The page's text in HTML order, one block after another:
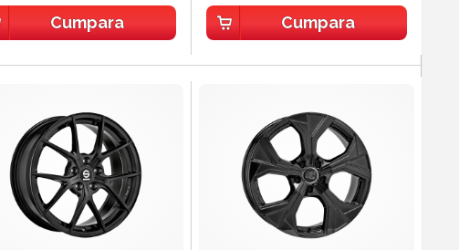
Cumpara Cumpara